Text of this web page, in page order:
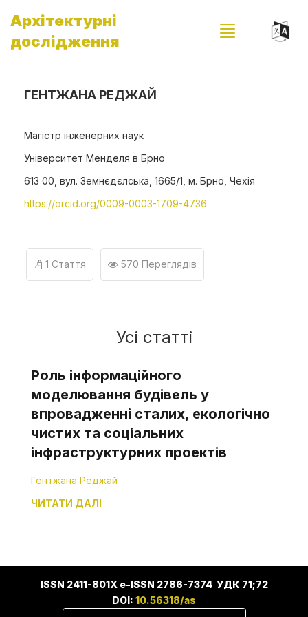
Архітектурні
дослідження
ГЕНТЖАНА РЕДЖАЙ
Магістр інженерних наук
Університет Менделя в Брно
613 00, вул. Земнєдєлська, 1665/1, м. Брно, Чехія
https://orcid.org/0009-0003-1709-4736
1 Стаття 570 Переглядів
Усі статті
Роль інформаційного
моделювання будівель у
впровадженні сталих, екологічно
чистих та соціальних
інфраструктурних проектів
Гентжана Реджай
ЧИТАТИ ДАЛІ
ISSN 2411-801X e-ISSN 2786-7374 УДК 71;72
DOI: 10.56318/as